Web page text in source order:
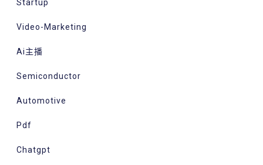
Startup
Video-Marketing
Ai主播
Semiconductor
Automotive
Pdf
Chatgpt